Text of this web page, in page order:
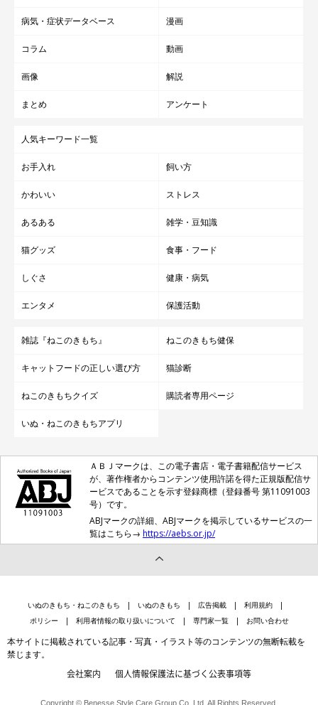
鼻の穴は拭くときに抵抗されやすい部位です。もし鼻くそが見え
ていたら、猫がウトウトしている隙に指先で摂ってもOKです。
りましょう。
以上のように、猫がリラックスしている時に、優しくケアしてあ
げてくださいね。ケアをしながら、愛猫とのコミュニケーション
時間を増やしましょう！
（監修：聖母坂どうぶつ病院 獣医師 鵜飼佳実先生）
文/まり
※写真はスマホアプリ「まいにちのいぬ・ねこのきもち」で投稿
病気・症状データベース 漫画
コラム 動画
画像 解説
まとめ アンケート
人気キーワード一覧
お手入れ 飼い方
かわいい ストレス
あるある 雑学・豆知識
猫グッズ 食事・フード
しぐさ 健康・病気
エンタメ 保護活動
雑誌『ねこのきもち』 ねこのきもち健保
キャットフードの正しい選び方 猫診断
ねこのきもちクイズ 購読者専用ページ
いぬ・ねこのきもちアプリ
ＡＢＪマークは、この電子書店・電子書籍配信サービス
が、著作権者からコンテンツ使用許諾を得た正規版配信サ
ービスであることを示す登録商標（登録番号 第11091003
号）です。
ABJマークの詳細、ABJマークを掲示しているサービスの一
覧はこちら→ https://aebs.or.jp/
いぬのきもち・ねこのきもち いぬのきもち 広告掲載
利用規約
ポリシー
利用者情報の取り扱いについて 専門家一覧 お問い合わせ
本サイトに掲載されている記事・写真・イラスト等のコンテンツの無断転載を
禁じます。
会社案内 個人情報保護法に基づく公表事項等
Copyright © Benesse Style Care Group Co.,Ltd. All Rights Reserved.